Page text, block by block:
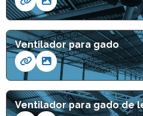
Ventilador para gado
Ventilador para gado de